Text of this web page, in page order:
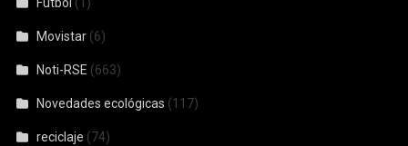
Fútbol (1)
Movistar (6)
Noti-RSE (663)
Novedades ecológicas (117)
reciclaje (74)